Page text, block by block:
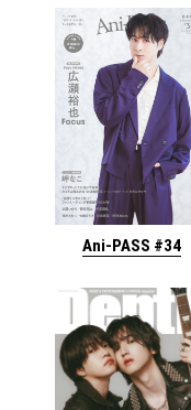
Ani-PASS #34